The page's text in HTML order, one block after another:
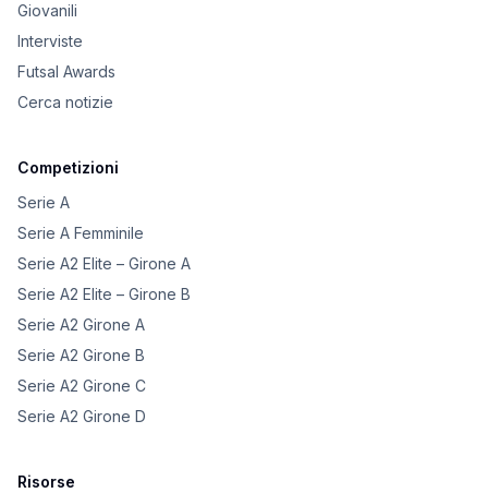
Giovanili
Interviste
Futsal Awards
Cerca notizie
Competizioni
Serie A
Serie A Femminile
Serie A2 Elite – Girone A
Serie A2 Elite – Girone B
Serie A2 Girone A
Serie A2 Girone B
Serie A2 Girone C
Serie A2 Girone D
Risorse